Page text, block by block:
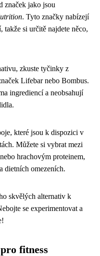
značek jako jsou
. Tyto značky nabízejí
si určitě najdete něco,
zkuste tyčinky z
Lifebar nebo Bombus.
ingrediencí a neobsahují
které jsou k dispozici v
Můžete si vybrat mezi
hrachovým proteinem,
dietních omezeních.
skvělých alternativ k
se experimentovat a
fitness